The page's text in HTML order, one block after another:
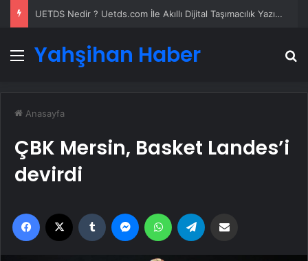
UETDS Nedir ? Uetds.com İle Akıllı Dijital Taşımacılık Yazılımı
Menü
Yahşihan Haber
Anasayfa
ÇBK Mersin, Basket Landes’i
devirdi
Facebook Tumblr MessengerWhatsApp